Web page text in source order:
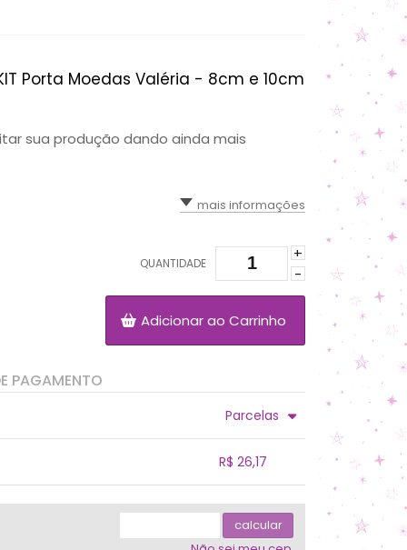
Porta Moedas Valéria - 8cm e 10cm
sua produção dando ainda mais
mais informações
QUANTIDADE
+
-
Adicionar ao Carrinho
PAGAMENTO
Parcelas
R$ 26,17
....
calcular